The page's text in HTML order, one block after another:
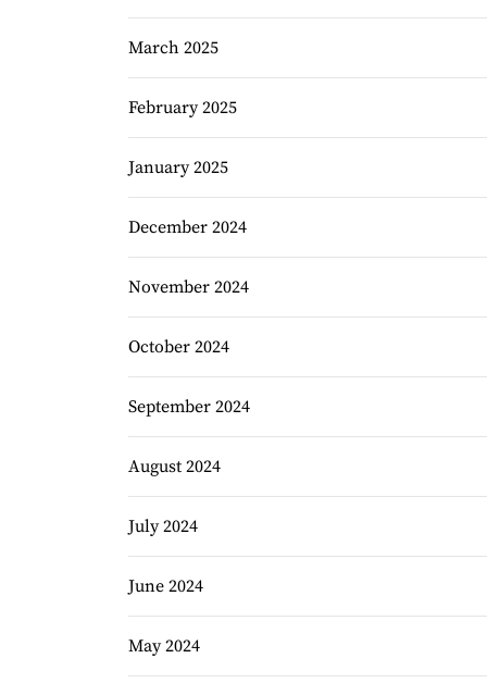
March 2025
February 2025
January 2025
December 2024
November 2024
October 2024
September 2024
August 2024
July 2024
June 2024
May 2024